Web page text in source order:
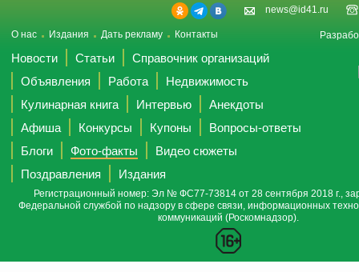
news@id41.ru
О нас Издания Дать рекламу Контакты
Новости Статьи
Справочник организаций
Объявления
Работа
Недвижимость
Кулинарная книга
Интервью
Анекдоты
Афиша
Конкурсы Купоны
Вопросы-ответы
Блоги
Фото-факты
Видео сюжеты
Поздравления
Издания
Регистрационный номер: Эл № ФС77-73814 от 28 сентября 2018 г.,
Федеральной службой по надзору в сфере связи, информационных
коммуникаций (Роскомнадзор).